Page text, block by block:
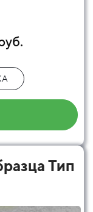
Тип